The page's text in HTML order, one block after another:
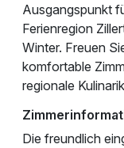
Ausgangspunkt
Ferienregion
Winter. Freuen
komfortable
regionale
Die freundlich